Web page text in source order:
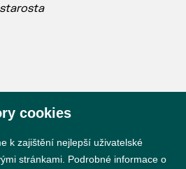
cookies
k zajištění nejlepší uživatelské
stránkami. Podrobné informace o